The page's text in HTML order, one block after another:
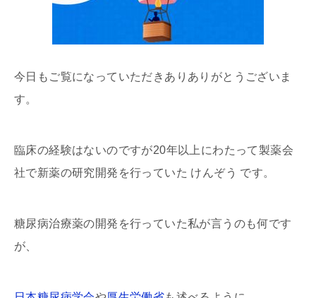
今日もご覧になっていただきありありがとうございま
す。
臨床の経験はないのですが20年以上にわたって製薬会
社で新薬の研究開発を行っていた けんぞう です。
糖尿病治療薬の開発を行っていた私が言うのも何です
が、